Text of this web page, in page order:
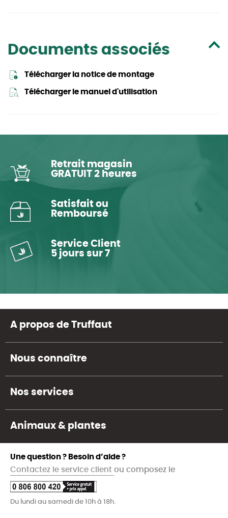
Documents associés
Télécharger la notice de montage
Télécharger le manuel d'utilisation
Retrait magasin
GRATUIT 2 heures
Satisfait ou
Remboursé
Service Client
5 jours sur 7
A propos de Truffaut
Nous connaître
Nos services
Animaux & plantes
Une question ? Besoin d’aide ?
Contactez le service client ou composez le
Du lundi au samedi de 10h à 18h.